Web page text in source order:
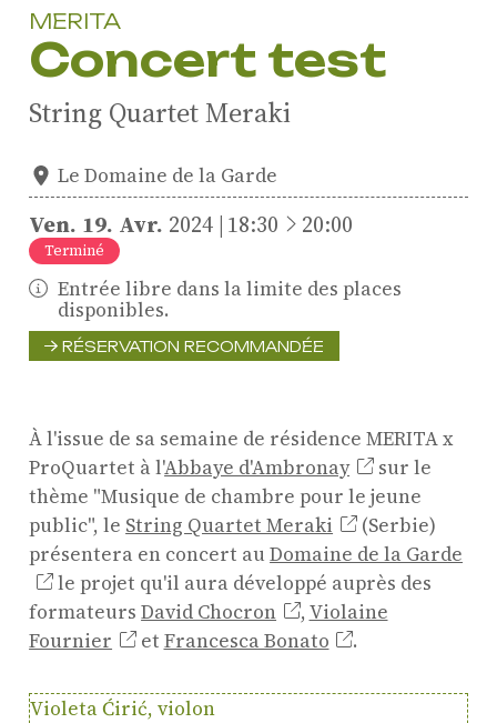
MERITA
Concert test
String Quartet Meraki
Le Domaine de la Garde
Ven. 19. Avr. 2024 18:30 à20:00
Terminé
Entrée libre dans la limite des places
disponibles.
RÉSERVATION RECOMMANDÉE
À l'issue de sa semaine de résidence MERITA x
ProQuartet à l'Abbaye d'Ambronay
sur le
thème "Musique de chambre pour le jeune
public", le String Quartet Meraki
(Serbie)
présentera en concert auDomaine de la Garde
le projet qu'il aura développé auprès des
formateursDavid Chocron , Violaine
Fournier
et Francesca Bonato .
Violeta Ćirić, violon
ProQuartet - Centre
Résidence jeunes
interprètes
Formation
professionnelle et
masterclasses
Projets européens
Actions culturelles
Pratiques amateurs